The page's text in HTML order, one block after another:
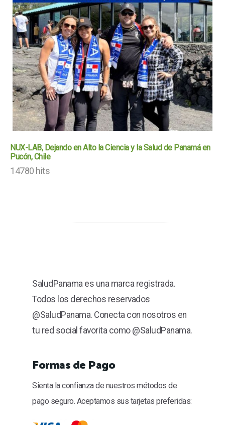
NUX-LAB, Dejando en Alto la Ciencia y la Salud de Panamá en
Pucón, Chile
14780 hits
SaludPanama es una marca registrada.
Todos los derechos reservados
@SaludPanama. Conecta con nosotros en
tu red social favorita como @SaludPanama.
Formas de Pago
Sienta la confianza de nuestros métodos de
pago seguro. Aceptamos sus tarjetas preferidas: